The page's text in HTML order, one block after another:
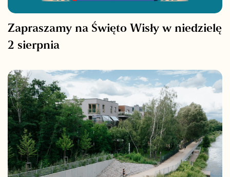
Zapraszamy na Święto Wisły w niedzielę
2 sierpnia